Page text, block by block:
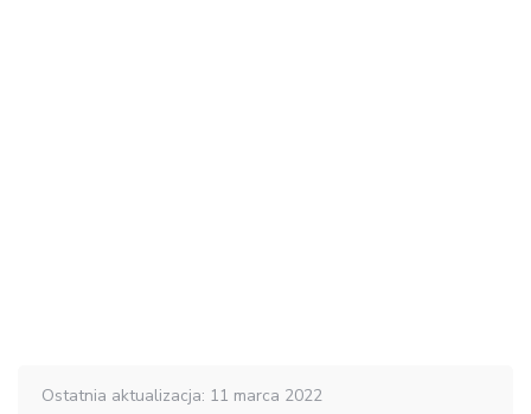
Ostatnia aktualizacja: 11 marca 2022